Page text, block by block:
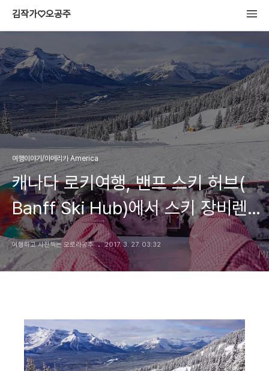
김작가♡오공주
여행이야기/아메리카 America
캐나다 로키여행, 밴프 스키 허브(
Banff Ski Hub)에서 스키 장비렌탈
& 빅3 스키장 리프트권 구입하기
여행하고 사진찍는 오로라공주 2017. 3. 27. 03:32